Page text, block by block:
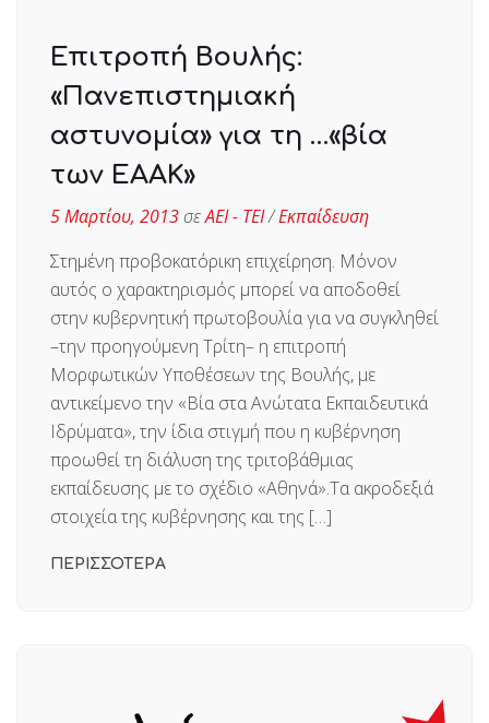
Επιτροπή Βουλής:
«Πανεπιστημιακή
αστυνομία» για τη …«βία
των ΕΑΑΚ»
5 Μαρτίου, 2013σεΑΕΙ - ΤΕΙ/Εκπαίδευση
Στημένη προβοκατόρικη επιχείρηση. Μόνον
αυτός ο χαρακτηρισμός μπορεί να αποδοθεί
στην κυβερνητική πρωτοβουλία για να συγκληθεί
–την προηγούμενη Τρίτη– η επιτροπή
Μορφωτικών Υποθέσεων της Βουλής, με
αντικείμενο την «Βία στα Ανώτατα Εκπαιδευτικά
Ιδρύματα», την ίδια στιγμή που η κυβέρνηση
προωθεί τη διάλυση της τριτοβάθμιας
εκπαίδευσης με το σχέδιο «Αθηνά».Τα ακροδεξιά
στοιχεία της κυβέρνησης και της […]
ΠΕΡΙΣΣΟΤΕΡΑ